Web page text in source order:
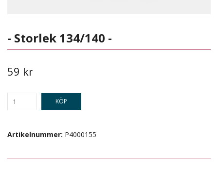
- Storlek 134/140 -
59 kr
KÖP
Artikelnummer: P4000155